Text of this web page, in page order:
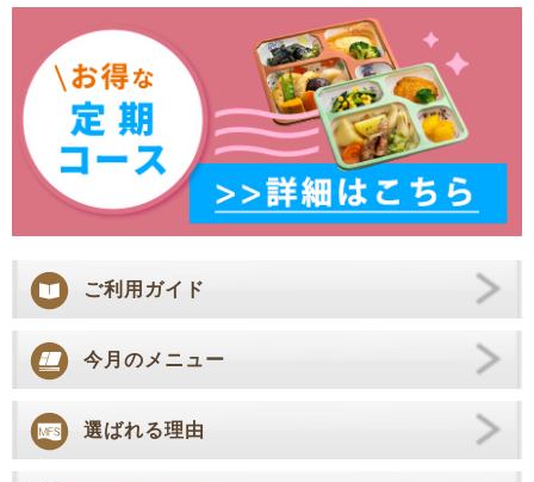
ご利用ガイド
今月のメニュー
選ばれる理由